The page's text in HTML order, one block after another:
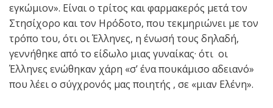
εγκώμιον». Είναι ο τρίτος και φαρμακερός μετά τον
Στησίχορο και τον Ηρόδοτο, που τεκμηριώνει με τον
τρόπο του, ότι οι Έλληνες, η ένωσή τους δηλαδή,
γεννήθηκε από το είδωλο μιας γυναίκας· ότι οι
Έλληνες ενώθηκαν χάρη «σ’ ένα πουκάμισο αδειανό»
που λέει ο σύγχρονός μας ποιητής , σε «μιαν Ελένη».